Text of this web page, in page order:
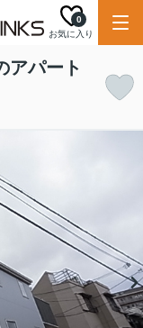
お気に入り
0
アパート